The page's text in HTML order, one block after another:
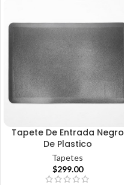
Tapete De Entrada Negro
De Plastico
Tapetes
$299.00